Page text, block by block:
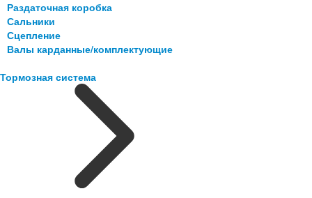
Раздаточная коробка
Сальники
Сцепление
Валы карданные/комплектующие
Тормозная система